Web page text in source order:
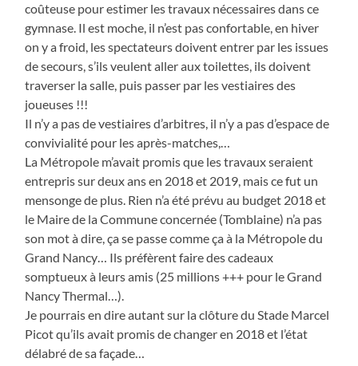
coûteuse pour estimer les travaux nécessaires dans ce
gymnase. Il est moche, il n’est pas confortable, en hiver
on y a froid, les spectateurs doivent entrer par les issues
de secours, s’ils veulent aller aux toilettes, ils doivent
traverser la salle, puis passer par les vestiaires des
joueuses !!!
Il n’y a pas de vestiaires d’arbitres, il n’y a pas d’espace de
convivialité pour les après-matches,…
La Métropole m’avait promis que les travaux seraient
entrepris sur deux ans en 2018 et 2019, mais ce fut un
mensonge de plus. Rien n’a été prévu au budget 2018 et
le Maire de la Commune concernée (Tomblaine) n’a pas
son mot à dire, ça se passe comme ça à la Métropole du
Grand Nancy… Ils préfèrent faire des cadeaux
somptueux à leurs amis (25 millions +++ pour le Grand
Nancy Thermal…).
Je pourrais en dire autant sur la clôture du Stade Marcel
Picot qu’ils avait promis de changer en 2018 et l’état
délabré de sa façade…